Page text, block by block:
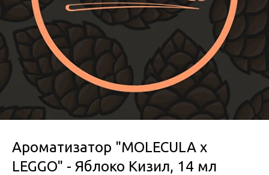
Ароматизатор "MOLECULA x
LEGGO" - Яблоко Кизил, 14 мл